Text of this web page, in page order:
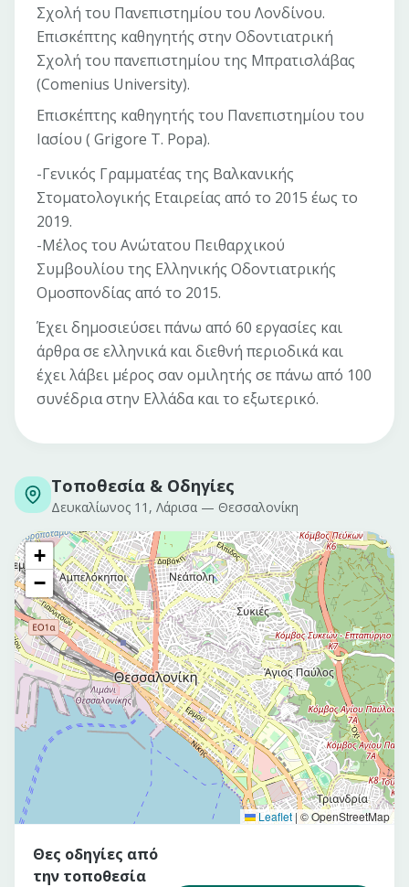
Σχολή του Πανεπιστημίου του Λονδίνου.
Επισκέπτης καθηγητής στην Οδοντιατρική
Σχολή του πανεπιστημίου της Μπρατισλάβας
(Comenius University).
Επισκέπτης καθηγητής του Πανεπιστημίου του
Ιασίου ( Grigore T. Popa).
-Γενικός Γραμματέας της Βαλκανικής
Στοματολογικής Εταιρείας από το 2015 έως το
2019.
-Μέλος του Ανώτατου Πειθαρχικού
Συμβουλίου της Ελληνικής Οδοντιατρικής
Ομοσπονδίας από το 2015.
Έχει δημοσιεύσει πάνω από 60 εργασίες και
άρθρα σε ελληνικά και διεθνή περιοδικά και
έχει λάβει μέρος σαν ομιλητής σε πάνω από 100
συνέδρια στην Ελλάδα και το εξωτερικό.
Τοποθεσία & Οδηγίες
Δευκαλίωνος 11, Λάρισα — Θεσσαλονίκη
+
−
Leaflet |© OpenStreetMap
Θες οδηγίες από
την τοποθεσία